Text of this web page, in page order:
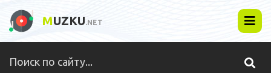
MUZKU.NET